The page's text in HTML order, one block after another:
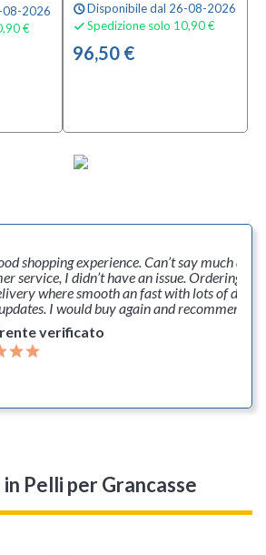
08-2026
€
scheduleDisponibile dal 26-08-2026
 Spedizione solo 10,90 €
96,50 €
shopping experience. Can’t say much
service, I didn’t have an issue. Ordering,
where smooth an fast with lots of
I would buy again and recommend
verificato
in Pelli per Grancasse